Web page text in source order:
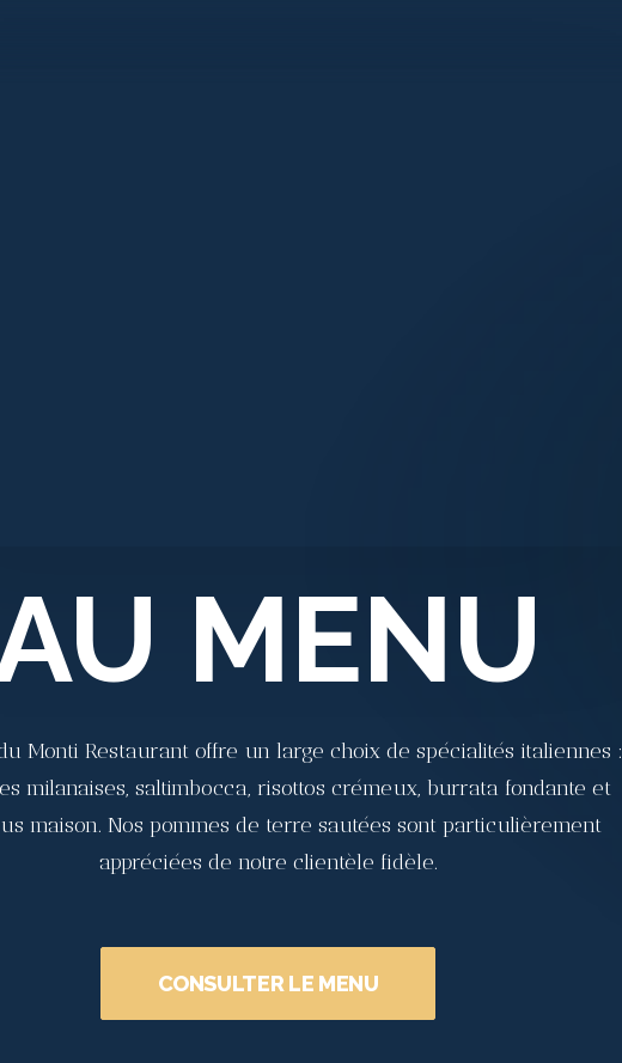
MENU
Monti Restaurant offre un large choix de spécialités italiennes :
milanaises, saltimbocca, risottos crémeux, burrata fondante et
maison. Nos pommes de terre sautées sont particulièrement
appréciées de notre clientèle fidèle.
CONSULTER LE MENU